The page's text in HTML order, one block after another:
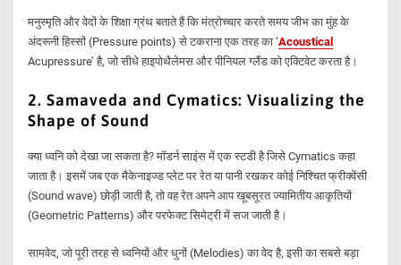
मनुस्मृति और वेदों के शिक्षा ग्रंथ बताते हैं कि मंत्रोच्चार करते समय जीभ का मुंह के
अंदरूनी हिस्सों (Pressure points) से टकराना एक तरह का ‘Acoustical
Acupressure’ है, जो सीधे हाइपोथैलेमस और पीनियल ग्लैंड को एक्टिवेट करता है।
2. Samaveda and Cymatics: Visualizing the
Shape of Sound
क्या ध्वनि को देखा जा सकता है? मॉडर्न साइंस में एक स्टडी है जिसे Cymatics कहा
जाता है। इसमें जब एक मैकेनाइज्ड प्लेट पर रेत या पानी रखकर कोई निश्चित फ्रीक्वेंसी
(Sound wave) छोड़ी जाती है, तो वह रेत अपने आप खूबसूरत ज्यामितीय आकृतियों
(Geometric Patterns) और परफेक्ट सिमेट्री में सज जाती है।
सामवेद, जो पूरी तरह से ध्वनियों और धुनों (Melodies) का वेद है, इसी का सबसे बड़ा